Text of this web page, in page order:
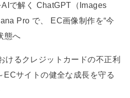
AIで解く ChatGPT（Images
Pro で、 EC画像制作を“今
態へ
けるクレジットカードの不正利
ECサイトの健全な成長を守る